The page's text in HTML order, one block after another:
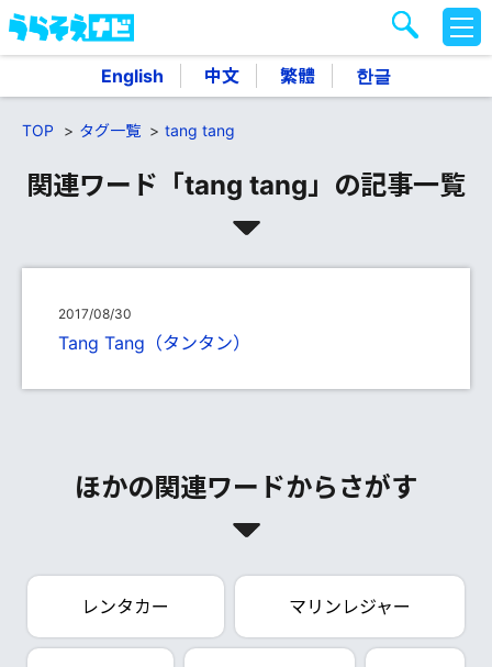
English 中文 繁體 한글
M
E
TOP タグ一覧 tang tang
関連ワード「tang tang」の記事一覧
2017/08/30
Tang Tang（タンタン）
ほかの関連ワードからさがす
レンタカー マリンレジャー